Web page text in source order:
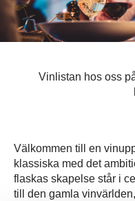
Vinlistan hos oss
Välkommen till en
klassiska med det
flaskas skapelse står i
till den gamla